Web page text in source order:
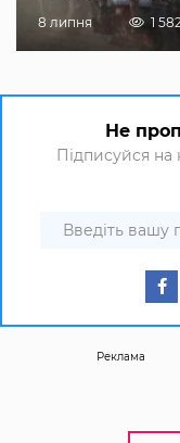
8 липня 1 582
Не
Підписуйся на
Реклама